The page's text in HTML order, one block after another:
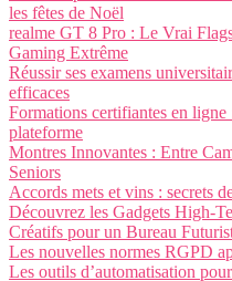
les fêtes de Noël
realme GT 8 Pro : Le Vrai
Gaming Extrême
Réussir ses examens
efficaces
Formations certifiantes en
plateforme
Montres Innovantes : Entre
Seniors
Accords mets et vins : secrets
Découvrez les Gadgets High-
Créatifs pour un Bureau
Les nouvelles normes RGPD
Les outils d’automatisation